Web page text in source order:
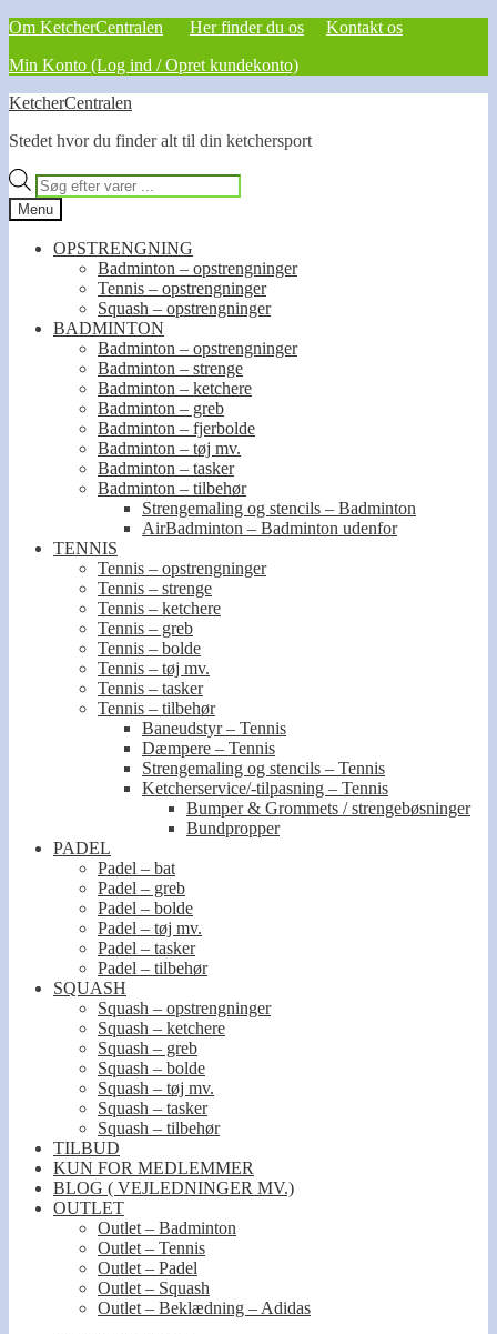
Om KetcherCentralen Her finder du os
Kontakt os
Min Konto (Log ind / Opret kundekonto)
Spring
navigation
Spring
indhold
KetcherCentralen
Stedet hvor du finder alt til din ketchersport
Products
search
Menu
OPSTRENGNING
Badminton – opstrengninger
Tennis – opstrengninger
Squash – opstrengninger
BADMINTON
Badminton – opstrengninger
Badminton – strenge
Badminton – ketchere
Badminton – greb
Badminton – fjerbolde
Badminton – tøj mv.
Badminton – tasker
Badminton – tilbehør
Strengemaling og stencils – Badminton
AirBadminton – Badminton udenfor
TENNIS
Tennis – opstrengninger
Tennis – strenge
Tennis – ketchere
Tennis – greb
Tennis – bolde
Tennis – tøj mv.
Tennis – tasker
Tennis – tilbehør
Baneudstyr – Tennis
Dæmpere – Tennis
Strengemaling og stencils – Tennis
Ketcherservice/-tilpasning – Tennis
Bumper & Grommets / strengebøsninger
Bundpropper
PADEL
Padel – bat
Padel – greb
Padel – bolde
Padel – tøj mv.
Padel – tasker
Padel – tilbehør
SQUASH
Squash – opstrengninger
Squash – ketchere
Squash – greb
Squash – bolde
Squash – tøj mv.
Squash – tasker
Squash – tilbehør
TILBUD
KUN FOR MEDLEMMER
BLOG ( VEJLEDNINGER MV.)
OUTLET
Outlet – Badminton
Outlet – Tennis
Outlet – Padel
Outlet – Squash
Outlet – Beklædning – Adidas